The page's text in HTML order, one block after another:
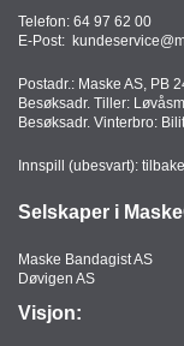
Telefon: 64 97 62 00
E-Post:
Postadr.: Maske AS, PB
Besøksadr. Tiller:
Besøksadr. Vinterbro:
Innspill (ubesvart):
Selskaper i
Maske Bandagist AS
Døvigen AS
Visjon: